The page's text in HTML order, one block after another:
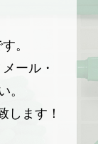
。
ール・
。
します！